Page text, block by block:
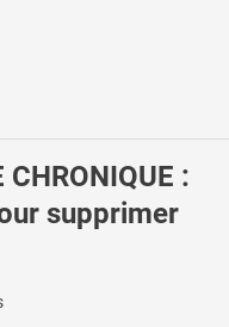
:
supprimer